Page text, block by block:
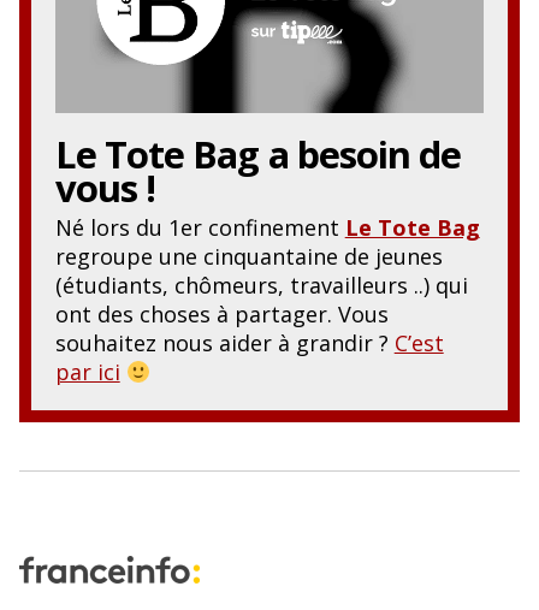
Le Tote Bag a besoin de
vous !
Né lors du 1er confinement Le Tote Bag
regroupe une cinquantaine de jeunes
(étudiants, chômeurs, travailleurs ..) qui
ont des choses à partager. Vous
souhaitez nous aider à grandir ? C’est
par ici